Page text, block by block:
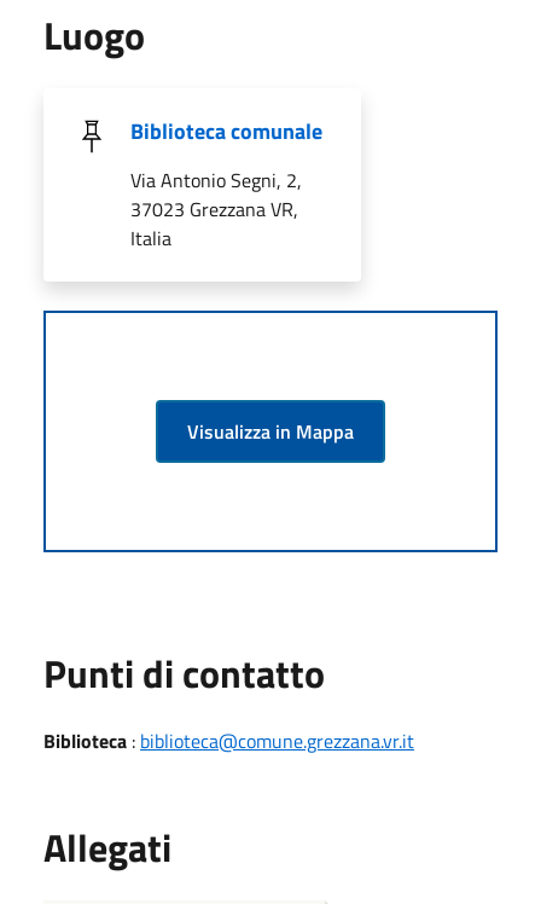
Luogo
Biblioteca comunale
Via Antonio Segni, 2,
37023 Grezzana VR,
Italia
Visualizza in Mappa
Punti di contatto
Biblioteca : biblioteca@comune.grezzana.vr.it
Allegati